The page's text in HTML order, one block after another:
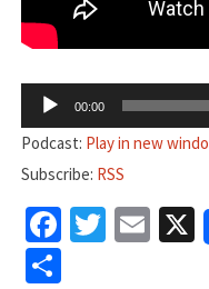
声
レ
ー
ヤ
ー
00:00
Podcast: Play in new
Subscribe: RSS
Facebook
共